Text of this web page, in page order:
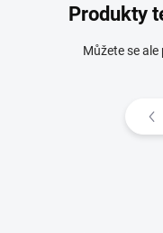
Produkty
Můžete se